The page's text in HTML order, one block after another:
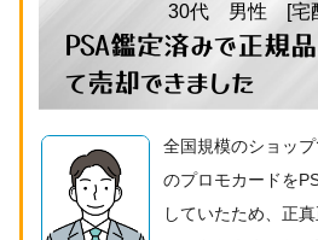
30代 男性 [宅
PSA鑑定済みで正規
て売却できました
全国規模のショッ
のプロモカードを
していたため、正